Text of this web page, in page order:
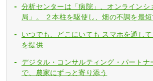
分析センターは「病院」、オンラインシ
局」。 ２本柱を駆使し、畑の不調を最短
いつでも、どこにいても スマホを通し
を提供
デジタル・コンサルティング・パートナ
で、農家にずっと寄り添う